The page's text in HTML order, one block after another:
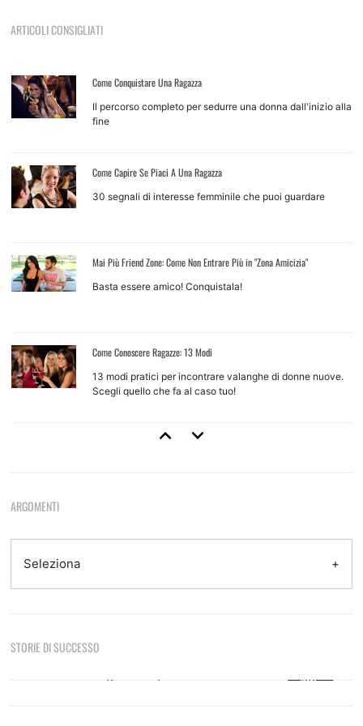
ARTICOLI CONSIGLIATI
Come Conquistare Una Ragazza
Il percorso completo per sedurre una donna dall'inizio alla
fine
Come Capire Se Piaci A Una Ragazza
30 segnali di interesse femminile che puoi guardare
Mai Più Friend Zone: Come Non Entrare Più in "Zona Amicizia"
Basta essere amico! Conquistala!
Come Conoscere Ragazze: 13 Modi
13 modi pratici per incontrare valanghe di donne nuove.
Scegli quello che fa al caso tuo!
Come Approcciare Una Ragazza
8 tecniche efficaci e come usarle per sedurre
ARGOMENTI
Seleziona
STORIE DI SUCCESSO
Sono le otto del mattino, sono appena tornato da